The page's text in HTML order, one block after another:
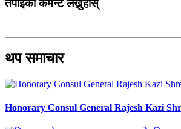
तपाईको कमेन्ट लेख्नुहोस्
थप समाचार
Honorary Consul General Rajesh Kazi